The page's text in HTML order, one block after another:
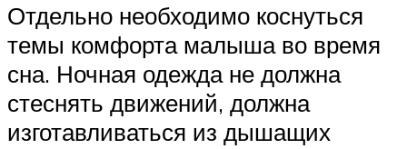
Отдельно необходимо коснуться
темы комфорта малыша во время
сна. Ночная одежда не должна
стеснять движений, должна
изготавливаться из дышащих